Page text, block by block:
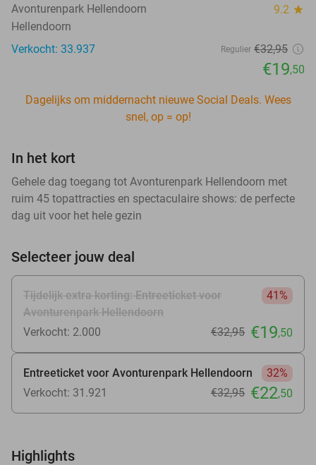
Avonturenpark Hellendoorn 9.2 star
Hellendoorn
Verkocht: 33.937
Regulier €32,95
€19,50
Dagelijks om middernacht nieuwe Social Deals. Wees
snel, op = op!
In het kort
Gehele dag toegang tot Avonturenpark Hellendoorn met
ruim 45 topattracties en spectaculaire shows: de perfecte
dag uit voor het hele gezin
Selecteer jouw deal
Tijdelijk extra korting: Entreeticket voor
Avonturenpark Hellendoorn
41%
Verkocht: 2.000 €32,95 €19,50
Entreeticket voor Avonturenpark Hellendoorn
32%
Verkocht: 31.921
€32,95 €22,50
Highlights